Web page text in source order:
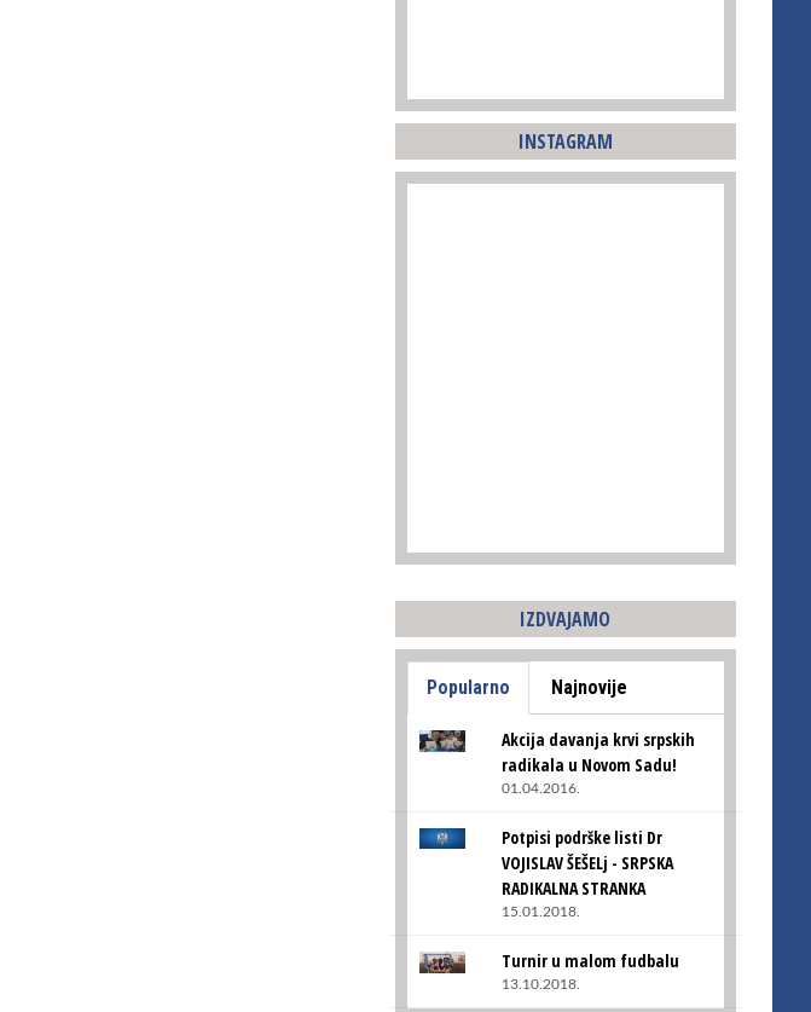
INSTAGRAM
IZDVAJAMO
Popularno Najnovije
Akcija davanja krvi srpskih
radikala u Novom Sadu!
01.04.2016.
Potpisi podrške listi Dr
VOJISLAV ŠEŠELj - SRPSKA
RADIKALNA STRANKA
15.01.2018.
Turnir u malom fudbalu
13.10.2018.